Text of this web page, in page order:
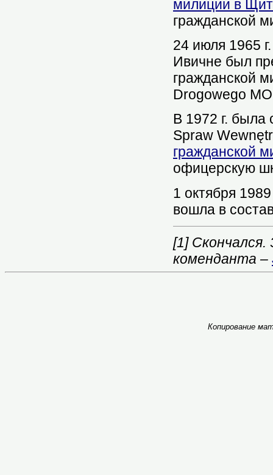
милиции в
гражданской
24 июля 1965
Ивичне был
гражданской
Drogowego
В 1972 г. была
Spraw
гражданской
офицерскую
1 октября
вошла в
[1]Скончался.
коменданта –
Копирование